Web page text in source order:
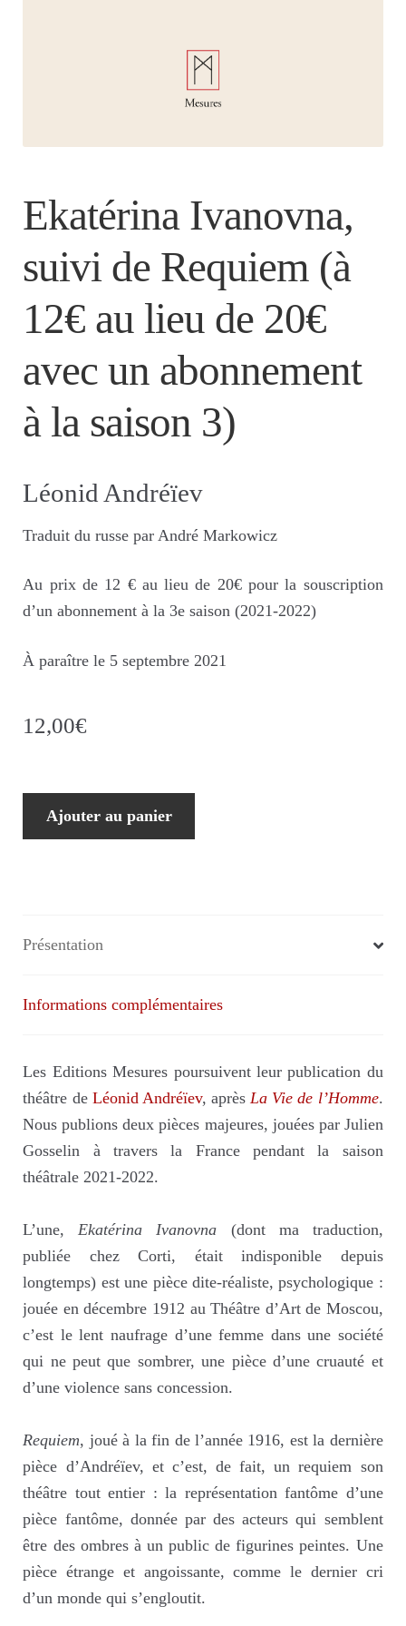
Ekatérina Ivanovna,
suivi de Requiem (à
12€ au lieu de 20€
avec un abonnement
à la saison 3)
Léonid Andréïev
Traduit du russe par André Markowicz
Au prix de 12 € au lieu de 20€ pour la souscription
d’un abonnement à la 3e saison (2021-2022)
À paraître le 5 septembre 2021
12,00€
de
12€
lieu
de
20€
avec
un
à
la
saison
3)
Ajouter au panier
Présentation
Informations complémentaires
Les Editions Mesures poursuivent leur publication du
théâtre de Léonid Andréïev, après La Vie de l’Homme.
Nous publions deux pièces majeures, jouées par Julien
Gosselin à travers la France pendant la saison
théâtrale 2021-2022.
L’une, Ekatérina Ivanovna (dont ma traduction,
publiée chez Corti, était indisponible depuis
longtemps) est une pièce dite-réaliste, psychologique :
jouée en décembre 1912 au Théâtre d’Art de Moscou,
c’est le lent naufrage d’une femme dans une société
qui ne peut que sombrer, une pièce d’une cruauté et
d’une violence sans concession.
Requiem, joué à la fin de l’année 1916, est la dernière
pièce d’Andréïev, et c’est, de fait, un requiem son
théâtre tout entier : la représentation fantôme d’une
pièce fantôme, donnée par des acteurs qui semblent
être des ombres à un public de figurines peintes. Une
pièce étrange et angoissante, comme le dernier cri
d’un monde qui s’engloutit.